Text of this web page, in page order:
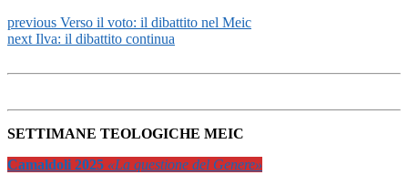
previous Verso il voto: il dibattito nel Meic
next Ilva: il dibattito continua
SETTIMANE TEOLOGICHE MEIC
Camaldoli 2025 «La questione del Genere»